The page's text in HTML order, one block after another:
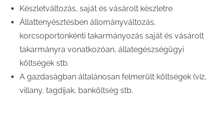
Készletváltozás, saját és vásárolt készletre
Állattenyésztésben állományváltozás,
korcsoportonkénti takarmányozás saját és vásárolt
takarmányra vonatkozóan, állategészségügyi
költségek stb.
A gazdaságban általánosan felmerült költségek (víz,
villany, tagdíjak, banköltség stb.